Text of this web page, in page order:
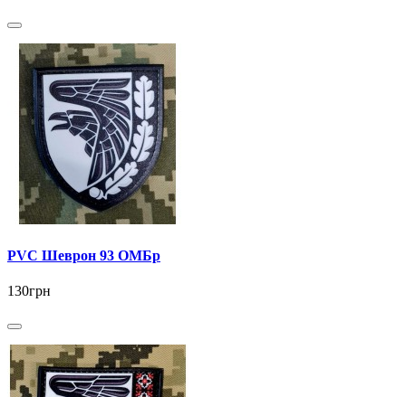
PVC Шеврон 93 ОМБр
130грн